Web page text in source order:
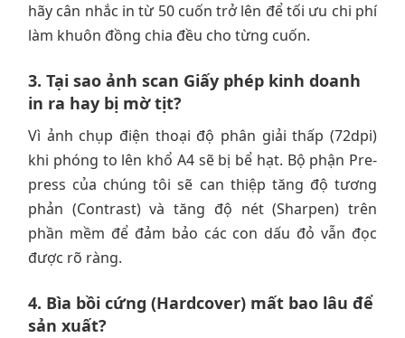
hãy cân nhắc in từ 50 cuốn trở lên để tối ưu chi phí
làm khuôn đồng chia đều cho từng cuốn.
3. Tại sao ảnh scan Giấy phép kinh doanh
in ra hay bị mờ tịt?
Vì ảnh chụp điện thoại độ phân giải thấp (72dpi)
khi phóng to lên khổ A4 sẽ bị bể hạt. Bộ phận Pre-
press của chúng tôi sẽ can thiệp tăng độ tương
phản (Contrast) và tăng độ nét (Sharpen) trên
phần mềm để đảm bảo các con dấu đỏ vẫn đọc
được rõ ràng.
4. Bìa bồi cứng (Hardcover) mất bao lâu để
sản xuất?